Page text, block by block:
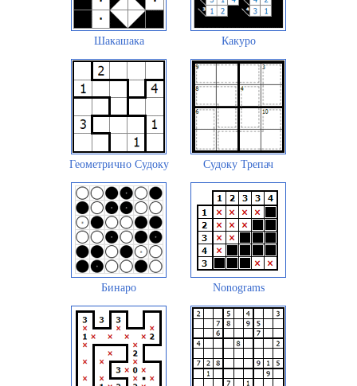
Шакашака Какуро
Геометрично Судоку Судоку Трепач
Бинаро Nonograms